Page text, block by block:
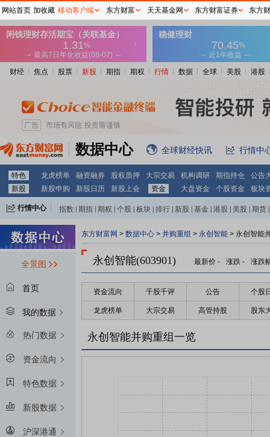
财经 焦点 股票 新股 期指 期权 行情 数据 全球 美股 港股
数据中心 全球财经快讯 行情中
特色 龙虎榜单 融资融券 股权质押 大宗交易 机构调研 期指持仓
公告
新股
新股申购 新股日历 新股上会 资金 大盘资金 个股资金 板块
行情中心 指数 期指 期权 个股 板块 排行 新股 基金 港股 美股 期货
全景图
首页
我的数据
热门数据
资金流向
特色数据
新股数据
沪深港通
东方财富网 > 数据中心 > 并购重组 > 永创智能 > 永创智能
永创智能(603901) 最新价 - 涨跌 - 涨跌
资金流向 千股千评 公告 个股
龙虎榜单 大宗交易 高管持股 股东
永创智能并购重组一览
网站首页 加收藏 移动客户端 东方财富 天天基金网 东方财富证券 东方